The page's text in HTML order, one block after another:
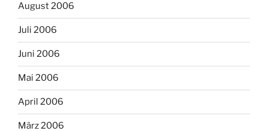
August 2006
Juli 2006
Juni 2006
Mai 2006
April 2006
März 2006